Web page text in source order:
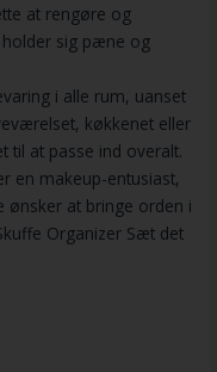
at rengøre og
sig pæne og
i alle rum, uanset
køkkenet eller
til at passe ind overalt.
en makeup-entusiast,
ønsker at bringe orden i
Organizer Sæt det